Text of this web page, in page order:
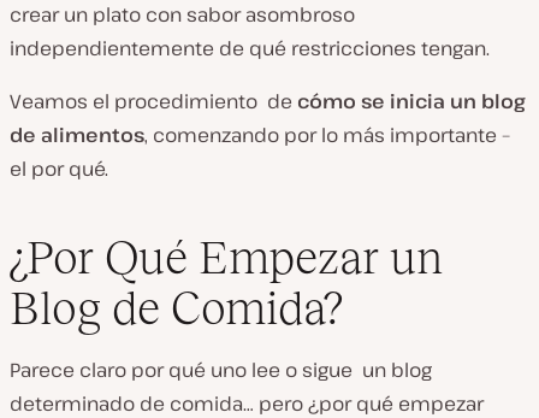
crear un plato con sabor asombroso
independientemente de qué restricciones tengan.
Veamos el procedimiento de cómo se inicia un blog
de alimentos, comenzando por lo más importante –
el por qué.
¿Por Qué Empezar un
Blog de Comida?
Parece claro por qué uno lee o sigue un blog
determinado de comida… pero ¿por qué empezar